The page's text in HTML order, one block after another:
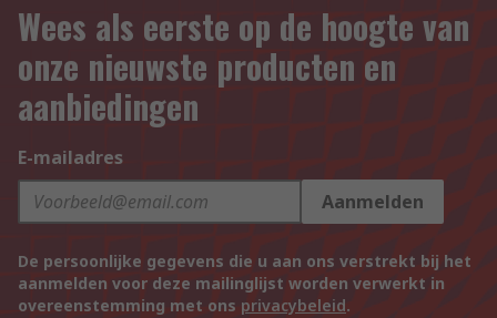
Wees als eerste op de hoogte van
onze nieuwste producten en
aanbiedingen
E-mailadres
Aanmelden
De persoonlijke gegevens die u aan ons verstrekt bij het
aanmelden voor deze mailinglijst worden verwerkt in
overeenstemming met ons privacybeleid.